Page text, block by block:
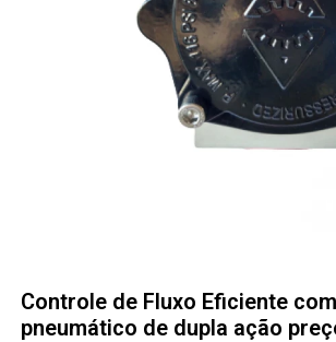
Controle de Fluxo Eficiente
pneumático de dupla ação